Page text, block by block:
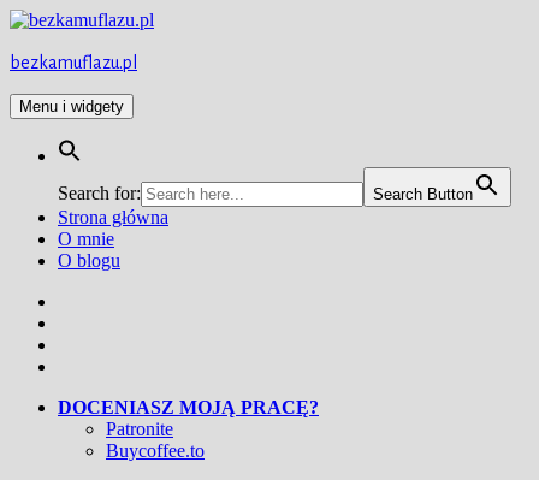
Przejdź
treści
bezkamuflazu.pl
Menu i widgety
Search for: Search Button
Strona główna
O mnie
O blogu
DOCENIASZ MOJĄ PRACĘ?
Patronite
Buycoffee.to